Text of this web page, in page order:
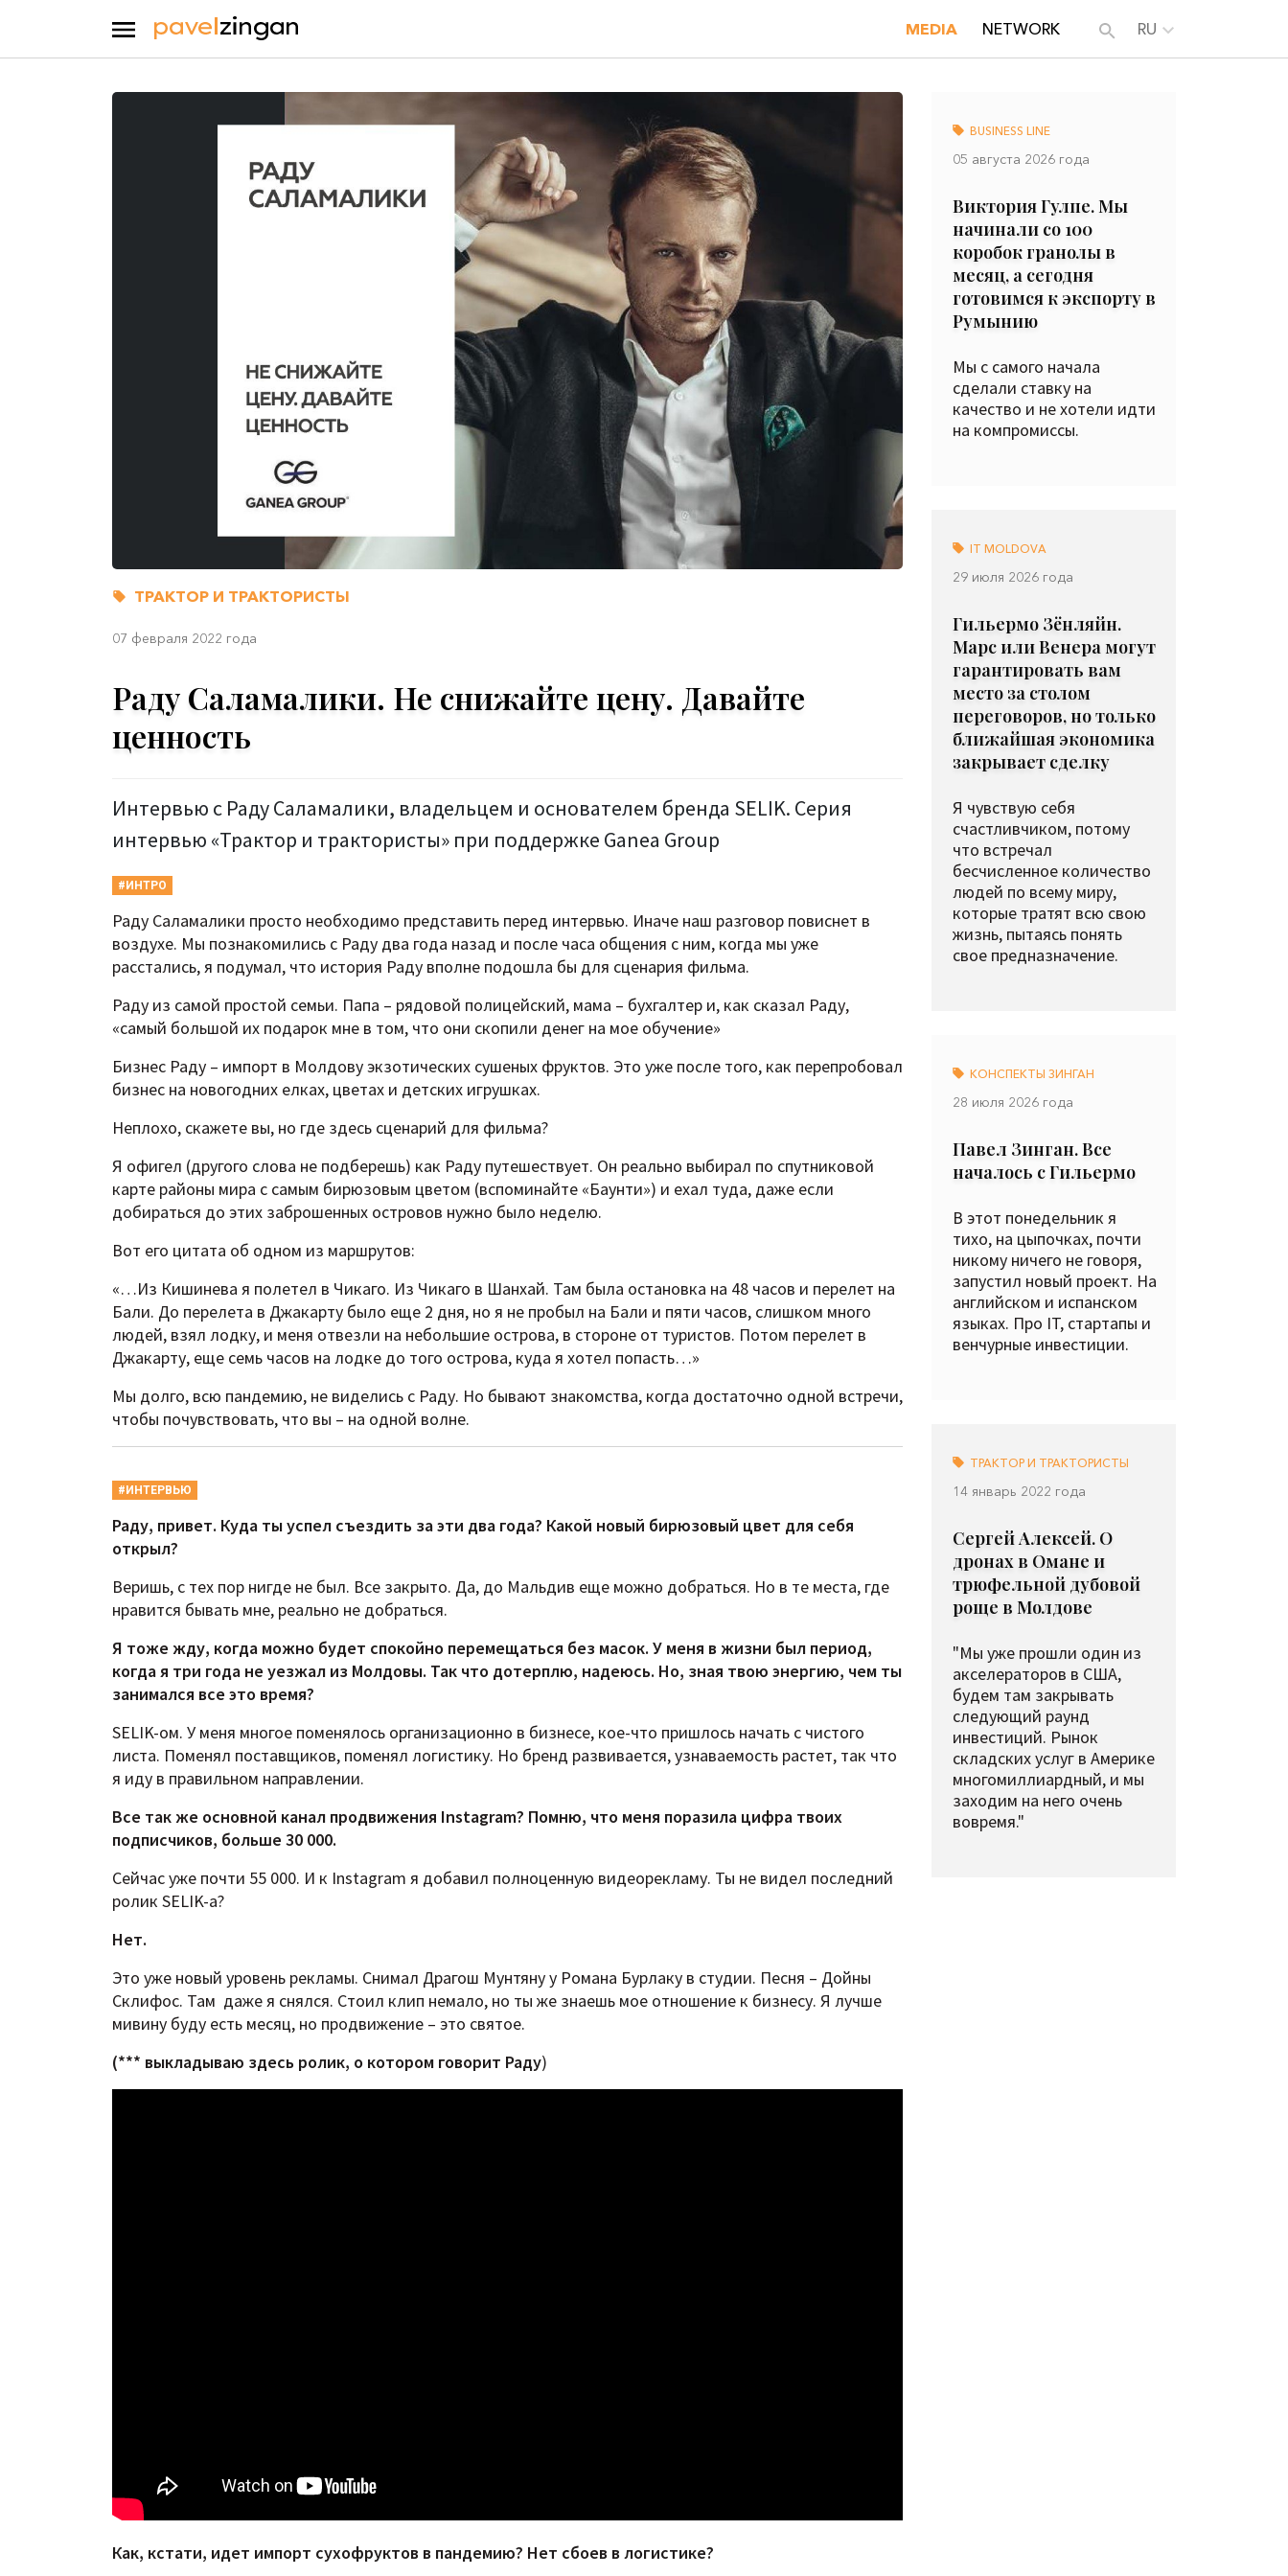
MEDIA NETWORK RU
ТРАКТОР И ТРАКТОРИСТЫ
07 февраля 2022 года
Раду Саламалики. Не снижайте цену. Давайте
ценность
Интервью с Раду Саламалики, владельцем и основателем бренда SELIK. Серия
интервью «Трактор и трактористы» при поддержке Ganea Group
#ИНТРО
Раду Саламалики просто необходимо представить перед интервью. Иначе наш разговор повиснет в
воздухе. Мы познакомились с Раду два года назад и после часа общения с ним, когда мы уже
расстались, я подумал, что история Раду вполне подошла бы для сценария фильма.
Раду из самой простой семьи. Папа – рядовой полицейский, мама – бухгалтер и, как сказал Раду,
«самый большой их подарок мне в том, что они скопили денег на мое обучение»
Бизнес Раду – импорт в Молдову экзотических сушеных фруктов. Это уже после того, как перепробовал
бизнес на новогодних елках, цветах и детских игрушках.
Неплохо, скажете вы, но где здесь сценарий для фильма?
Я офигел (другого слова не подберешь) как Раду путешествует. Он реально выбирал по спутниковой
карте районы мира с самым бирюзовым цветом (вспоминайте «Баунти») и ехал туда, даже если
добираться до этих заброшенных островов нужно было неделю.
Вот его цитата об одном из маршрутов:
«…Из Кишинева я полетел в Чикаго. Из Чикаго в Шанхай. Там была остановка на 48 часов и перелет на
Бали. До перелета в Джакарту было еще 2 дня, но я не пробыл на Бали и пяти часов, слишком много
людей, взял лодку, и меня отвезли на небольшие острова, в стороне от туристов. Потом перелет в
Джакарту, еще семь часов на лодке до того острова, куда я хотел попасть…»
Мы долго, всю пандемию, не виделись с Раду. Но бывают знакомства, когда достаточно одной встречи,
чтобы почувствовать, что вы – на одной волне.
#ИНТЕРВЬЮ
Раду, привет. Куда ты успел съездить за эти два года? Какой новый бирюзовый цвет для себя
открыл?
Веришь, с тех пор нигде не был. Все закрыто. Да, до Мальдив еще можно добраться. Но в те места, где
нравится бывать мне, реально не добраться.
Я тоже жду, когда можно будет спокойно перемещаться без масок. У меня в жизни был период,
когда я три года не уезжал из Молдовы. Так что дотерплю, надеюсь. Но, зная твою энергию, чем ты
занимался все это время?
SELIK-ом. У меня многое поменялось организационно в бизнесе, кое-что пришлось начать с чистого
листа. Поменял поставщиков, поменял логистику. Но бренд развивается, узнаваемость растет, так что
я иду в правильном направлении.
Все так же основной канал продвижения Instagram? Помню, что меня поразила цифра твоих
подписчиков, больше 30 000.
Сейчас уже почти 55 000. И к Instagram я добавил полноценную видеорекламу. Ты не видел последний
ролик SELIK-а?
Нет.
Это уже новый уровень рекламы. Снимал Драгош Мунтяну у Романа Бурлаку в студии. Песня – Дойны
Склифос. Там даже я снялся. Стоил клип немало, но ты же знаешь мое отношение к бизнесу. Я лучше
мивину буду есть месяц, но продвижение – это святое.
(*** выкладываю здесь ролик, о котором говорит Раду)
Как, кстати, идет импорт сухофруктов в пандемию? Нет сбоев в логистике?
BUSINESS LINE
05 августа 2026 года
Виктория Гулпе. Мы
начинали со 100
коробок гранолы в
месяц, а сегодня
готовимся к экспорту в
Румынию
Мы с самого начала
сделали ставку на
качество и не хотели идти
на компромиссы.
IT MOLDOVA
29 июля 2026 года
Гильермо Зёнляйн.
Марс или Венера могут
гарантировать вам
место за столом
переговоров, но только
ближайшая экономика
закрывает сделку
Я чувствую себя
счастливчиком, потому
что встречал
бесчисленное количество
людей по всему миру,
которые тратят всю свою
жизнь, пытаясь понять
свое предназначение.
КОНСПЕКТЫ ЗИНГАН
28 июля 2026 года
Павел Зинган. Все
началось с Гильермо
В этот понедельник я
тихо, на цыпочках, почти
никому ничего не говоря,
запустил новый проект. На
английском и испанском
языках. Про IT, стартапы и
венчурные инвестиции.
ТРАКТОР И ТРАКТОРИСТЫ
14 январь 2022 года
Сергей Алексей. О
дронах в Омане и
трюфельной дубовой
роще в Молдове
"Мы уже прошли один из
акселераторов в США,
будем там закрывать
следующий раунд
инвестиций. Рынок
складских услуг в Америке
многомиллиардный, и мы
заходим на него очень
вовремя."